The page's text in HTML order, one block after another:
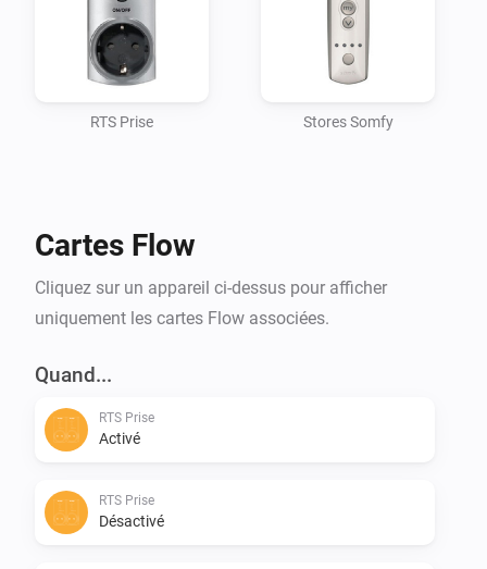
RTS Prise Stores Somfy
Cartes Flow
Cliquez sur un appareil ci-dessus pour afficher
uniquement les cartes Flow associées.
Quand...
RTS Prise
Activé
RTS Prise
Désactivé